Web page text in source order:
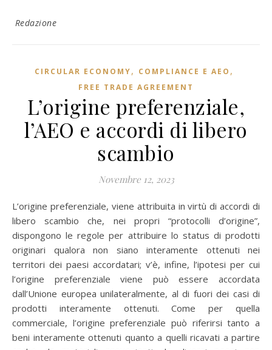
Redazione
CIRCULAR ECONOMY, COMPLIANCE E AEO ,
FREE TRADE AGREEMENT
L’origine preferenziale,
l’AEO e accordi di libero
scambio
Novembre 12, 2023
L’origine preferenziale, viene attribuita in virtù di accordi di
libero scambio che, nei propri “protocolli d’origine”,
dispongono le regole per attribuire lo status di prodotti
originari qualora non siano interamente ottenuti nei
territori dei paesi accordatari; v’è, infine, l’ipotesi per cui
l’origine preferenziale viene può essere accordata
dall’Unione europea unilateralmente, al di fuori dei casi di
prodotti interamente ottenuti. Come per quella
commerciale, l’origine preferenziale può riferirsi tanto a
beni interamente ottenuti quanto a quelli ricavati a partire